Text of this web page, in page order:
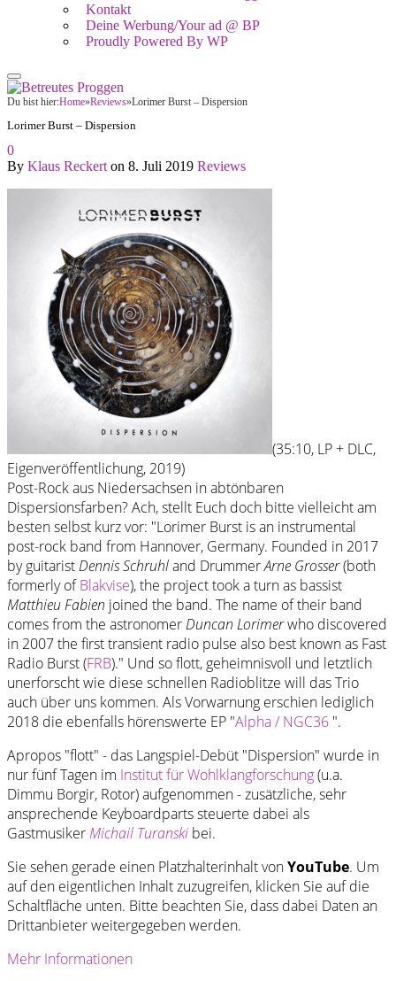
Kontakt
Deine Werbung/Your ad @ BP
Proudly Powered By WP
Du bist hier:Home»Reviews»Lorimer Burst – Dispersion
Lorimer Burst – Dispersion
0
By Klaus Reckert on 8. Juli 2019 Reviews
(35:10, LP + DLC,
Eigenveröffentlichung, 2019)
Post-Rock aus Niedersachsen in abtönbaren
Dispersionsfarben? Ach, stellt Euch doch bitte vielleicht am
besten selbst kurz vor: "Lorimer Burst is an instrumental
post-rock band from Hannover, Germany. Founded in 2017
by guitaristDennis Schruhland DrummerArne Grosser(both
formerly ofBlakvise), the project took a turn as bassist
Matthieu Fabien joined the band. The name of their band
comes from the astronomerDuncan Lorimerwho discovered
in 2007 the first transient radio pulse also best known as Fast
Radio Burst (FRB)." Und so flott, geheimnisvoll und letztlich
unerforscht wie diese schnellen Radioblitze will das Trio
auch über uns kommen. Als Vorwarnung erschien lediglich
2018 die ebenfalls hörenswerte EP "Alpha / NGC36 ".
Apropos "flott" - das Langspiel-Debüt "Dispersion" wurde in
nur fünf Tagen im Institut für Wohlklangforschung(u.a.
Dimmu Borgir, Rotor) aufgenommen - zusätzliche, sehr
ansprechende Keyboardparts steuerte dabei als
Gastmusiker Michail Turanski bei.
Sie sehen gerade einen Platzhalterinhalt vonYouTube. Um
auf den eigentlichen Inhalt zuzugreifen, klicken Sie auf die
Schaltfläche unten. Bitte beachten Sie, dass dabei Daten an
Drittanbieter weitergegeben werden.
Mehr Informationen